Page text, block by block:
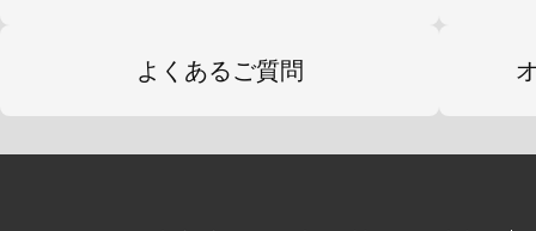
ションパーツとして付属。
エーションに合わせて楽しむことが
よくあるご質問